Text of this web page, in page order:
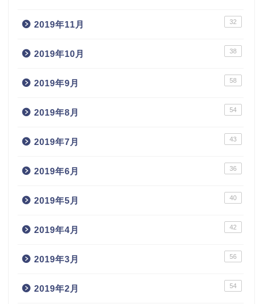
2019年11月 32
2019年10月 38
2019年9月 58
2019年8月 54
2019年7月 43
2019年6月 36
2019年5月 40
2019年4月 42
2019年3月 56
2019年2月 54